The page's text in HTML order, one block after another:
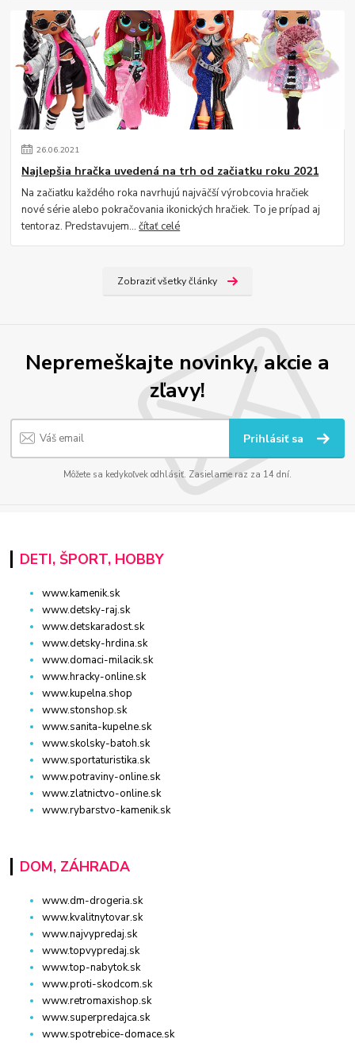
26.06.2021
Najlepšia hračka uvedená na trh od začiatku roku 2021
Na začiatku každého roka navrhujú najväčší výrobcovia hračiek
nové série alebo pokračovania ikonických hračiek. To je prípad aj
tentoraz. Predstavujem...čítať celé
Zobraziť všetky články
Nepremeškajte novinky, akcie a
zľavy!
Prihlásiť sa
Môžete sa kedykoľvek odhlásiť. Zasielame raz za 14 dní.
DETI, ŠPORT, HOBBY
www.kamenik.sk
www.detsky-raj.sk
www.detskaradost.sk
www.detsky-hrdina.sk
www.domaci-milacik.sk
www.hracky-online.sk
www.kupelna.shop
www.stonshop.sk
www.sanita-kupelne.sk
www.skolsky-batoh.sk
www.sportaturistika.sk
www.potraviny-online.sk
www.zlatnictvo-online.sk
www.rybarstvo-kamenik.sk
DOM, ZÁHRADA
www.dm-drogeria.sk
www.kvalitnytovar.sk
www.najvypredaj.sk
www.topvypredaj.sk
www.top-nabytok.sk
www.proti-skodcom.sk
www.retromaxishop.sk
www.superpredajca.sk
www.spotrebice-domace.sk